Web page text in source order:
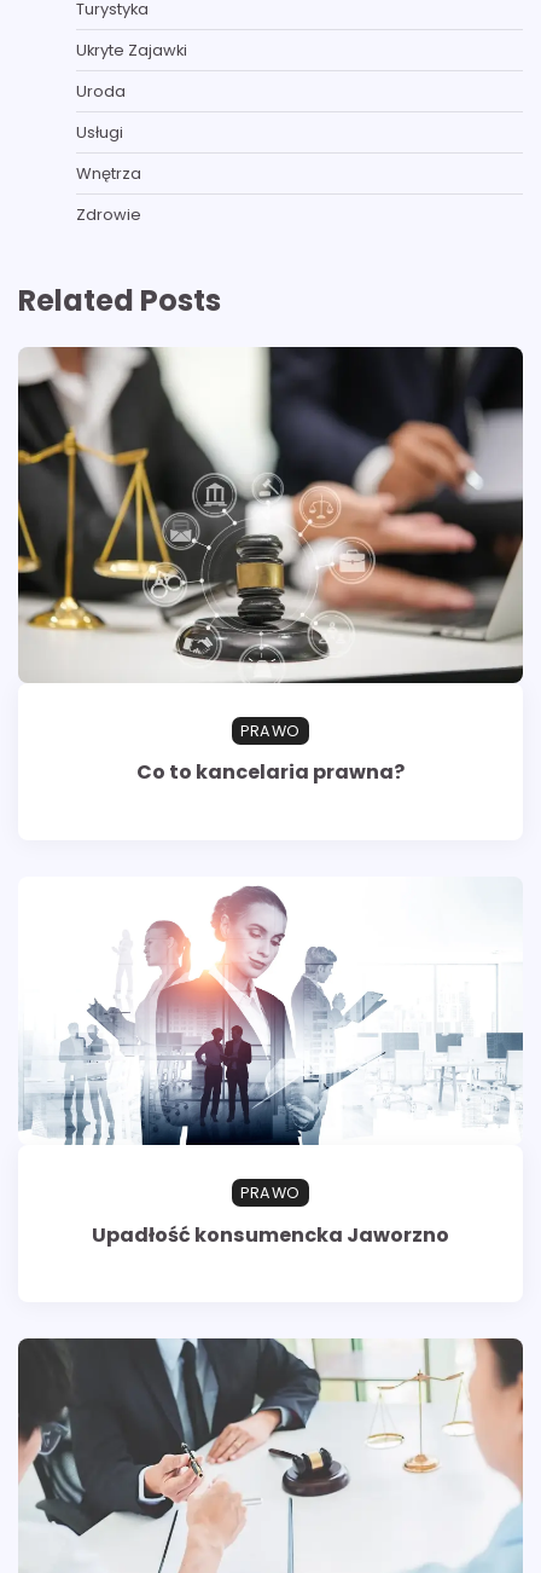
Turystyka
Ukryte Zajawki
Uroda
Usługi
Wnętrza
Zdrowie
Related Posts
PRAWO
Co to kancelaria prawna?
PRAWO
Upadłość konsumencka Jaworzno